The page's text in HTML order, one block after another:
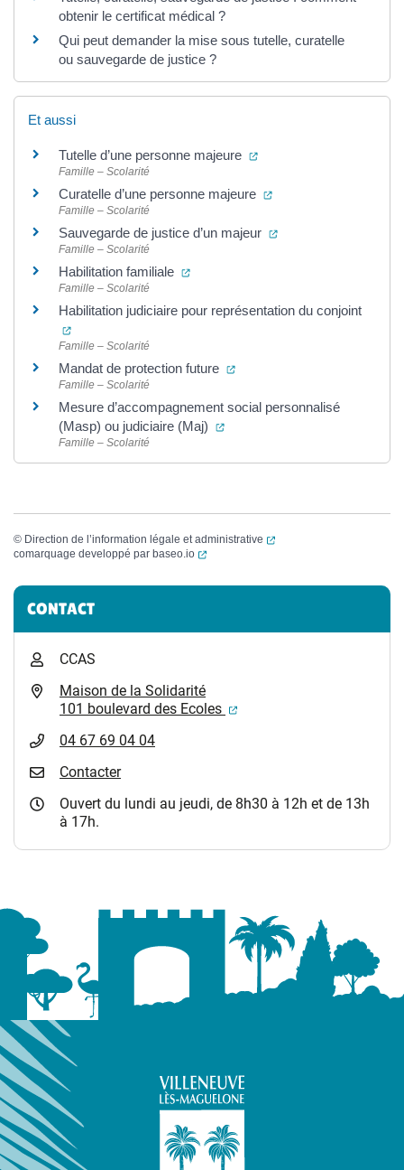
obtenir le certificat médical ?
Qui peut demander la mise sous tutelle, curatelle
ou sauvegarde de justice ?
Et aussi
Tutelle d’une personne majeure (ouverture dans un
Famille – Scolarité
Curatelle d’une personne majeure (ouverture dans un
Famille – Scolarité
Sauvegarde de justice d’un majeur (ouverture dans un
Famille – Scolarité
Habilitation familiale (ouverture dans un nouvel onglet)
Famille – Scolarité
Habilitation judiciaire pour représentation du conjoint
(ouverture dans un nouvel onglet)
Famille – Scolarité
Mandat de protection future (ouverture dans un nouvel
Famille – Scolarité
Mesure d’accompagnement social personnalisé
(Masp) ou judiciaire (Maj)
(ouverture dans un nouvel
Famille – Scolarité
© Direction de l’information légale et administrative
(ouverture dans un
comarquage developpé par baseo.io (ouverture dans un nouvel onglet)
Informations complémentaires
CONTACT
CCAS
Maison de la Solidarité
101 boulevard des Ecoles
(ouverture dans un
04 67 69 04 04
Contacter
Ouvert du lundi au jeudi, de 8h30 à 12h et de 13h
à 17h.